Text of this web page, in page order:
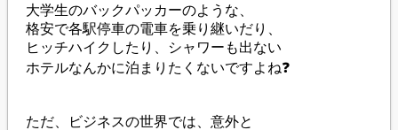
大学生のバックパッカーのような、
格安で各駅停車の電車を乗り継いだり、
ヒッチハイクしたり、シャワーも出ない
ホテルなんかに泊まりたくないですよね❓
ただ、ビジネスの世界では、意外と